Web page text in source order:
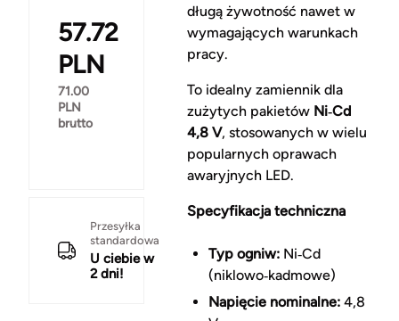
57.72
PLN
71.00
PLN
brutto
Przesyłka
standardowa
U ciebie w
2 dni!
długą żywotność nawet w
wymagających warunkach
pracy.
To idealny zamiennik dla
zużytych pakietów Ni‑Cd
4,8 V, stosowanych w wielu
popularnych oprawach
awaryjnych LED.
Specyfikacja techniczna
Typ ogniw:Ni‑Cd
(niklowo‑kadmowe)
Napięcie nominalne:4,8